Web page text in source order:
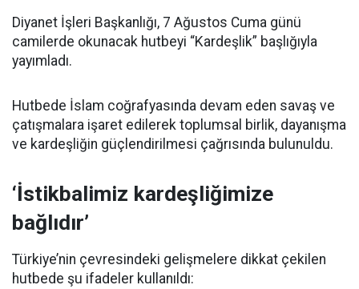
Diyanet İşleri Başkanlığı, 7 Ağustos Cuma günü
camilerde okunacak hutbeyi “Kardeşlik” başlığıyla
yayımladı.
Hutbede İslam coğrafyasında devam eden savaş ve
çatışmalara işaret edilerek toplumsal birlik, dayanışma
ve kardeşliğin güçlendirilmesi çağrısında bulunuldu.
‘İstikbalimiz kardeşliğimize
bağlıdır’
Türkiye’nin çevresindeki gelişmelere dikkat çekilen
hutbede şu ifadeler kullanıldı: